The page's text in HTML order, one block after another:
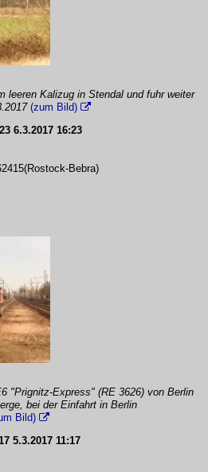
leeren Kalizug in Stendal und fuhr weiter
(zum Bild) 
6.3.2017 16:23
Bebra)
"Prignitz-Express" (RE 3626) von Berlin
bei der Einfahrt in Berlin
Bild) 
5.3.2017 11:17